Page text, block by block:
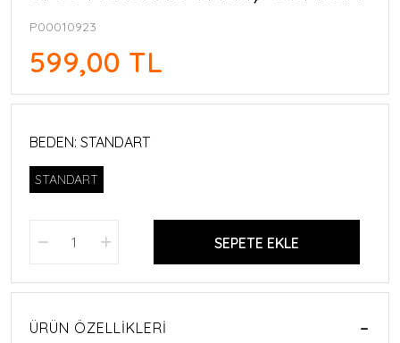
P00010923
599,00 TL
BEDEN: STANDART
STANDART
SEPETE EKLE
ÜRÜN ÖZELLIKLERI